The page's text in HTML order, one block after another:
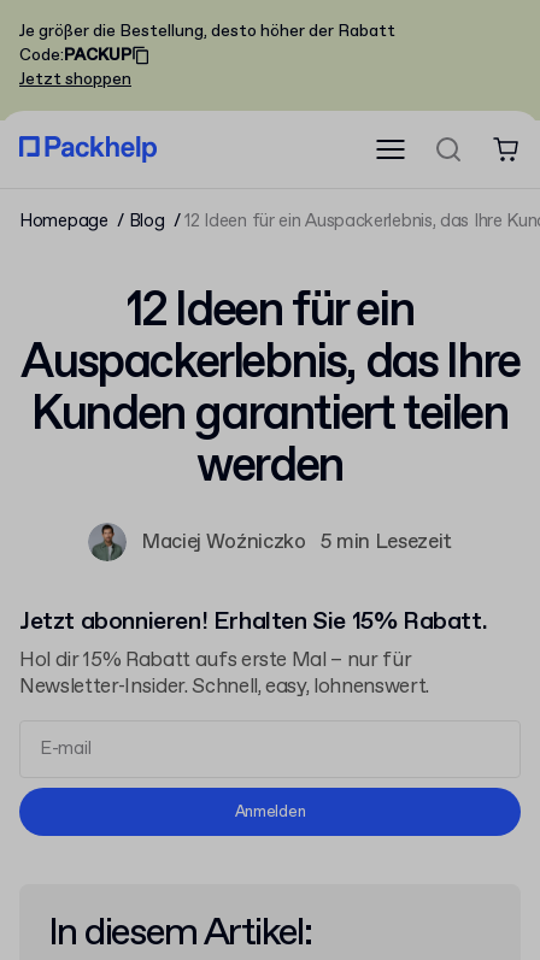
Je größer die Bestellung, desto höher der Rabatt
Code:PACKUP
Jetzt shoppen
Homepage Blog 12 Ideen für ein Auspackerlebnis, das Ihre
12 Ideen für ein
Auspackerlebnis, das Ihre
Kunden garantiert teilen
werden
Maciej Woźniczko 5 min Lesezeit
Jetzt abonnieren! Erhalten Sie 15% Rabatt.
Hol dir 15% Rabatt aufs erste Mal – nur für
Newsletter-Insider. Schnell, easy, lohnenswert.
Allgemeinen Geschäftsbedingungen
Anmelden
In diesem Artikel: